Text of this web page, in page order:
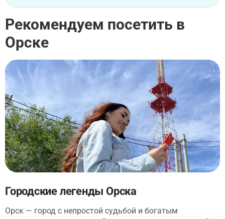
Рекомендуем посетить в
Орске
Городские легенды Орска
Орск — город с непростой судьбой и богатым